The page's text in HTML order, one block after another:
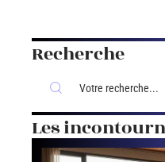
Recherche
Les